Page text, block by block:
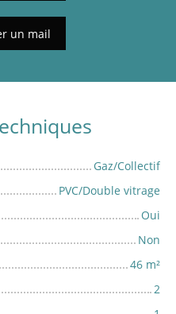
un mail
Gaz/Collectif
PVC/Double vitrage
Oui
Non
46 m²
2